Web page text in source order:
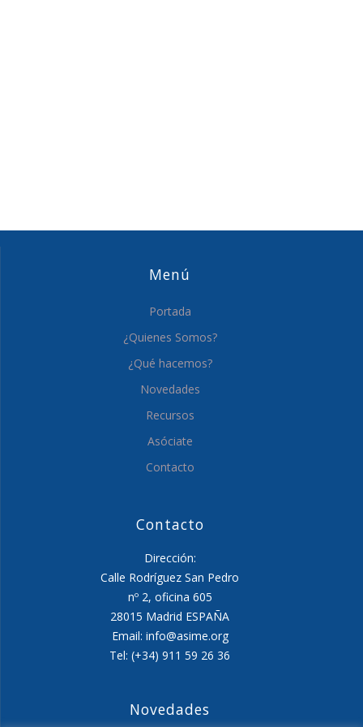
Menú
Portada
¿Quienes Somos?
¿Qué hacemos?
Novedades
Recursos
Asóciate
Contacto
Contacto
Dirección:
Calle Rodríguez San Pedro
nº 2, oficina 605
28015 Madrid ESPAÑA
Email: info@asime.org
Tel: (+34) 911 59 26 36
Novedades